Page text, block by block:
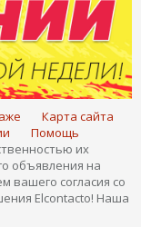
Карта сайта
Помощь
их
объявления на
вашего согласия со
Elcontacto! Наша